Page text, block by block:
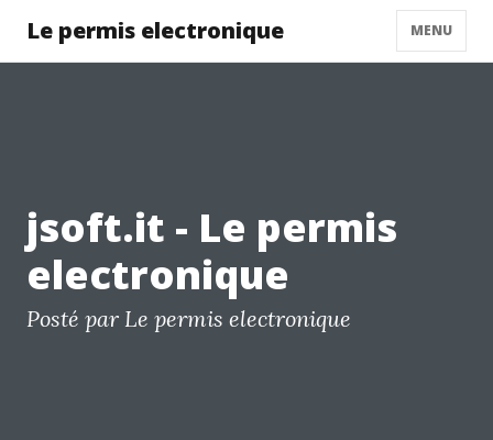
Le permis electronique MENU
jsoft.it - Le permis
electronique
Posté par Le permis electronique